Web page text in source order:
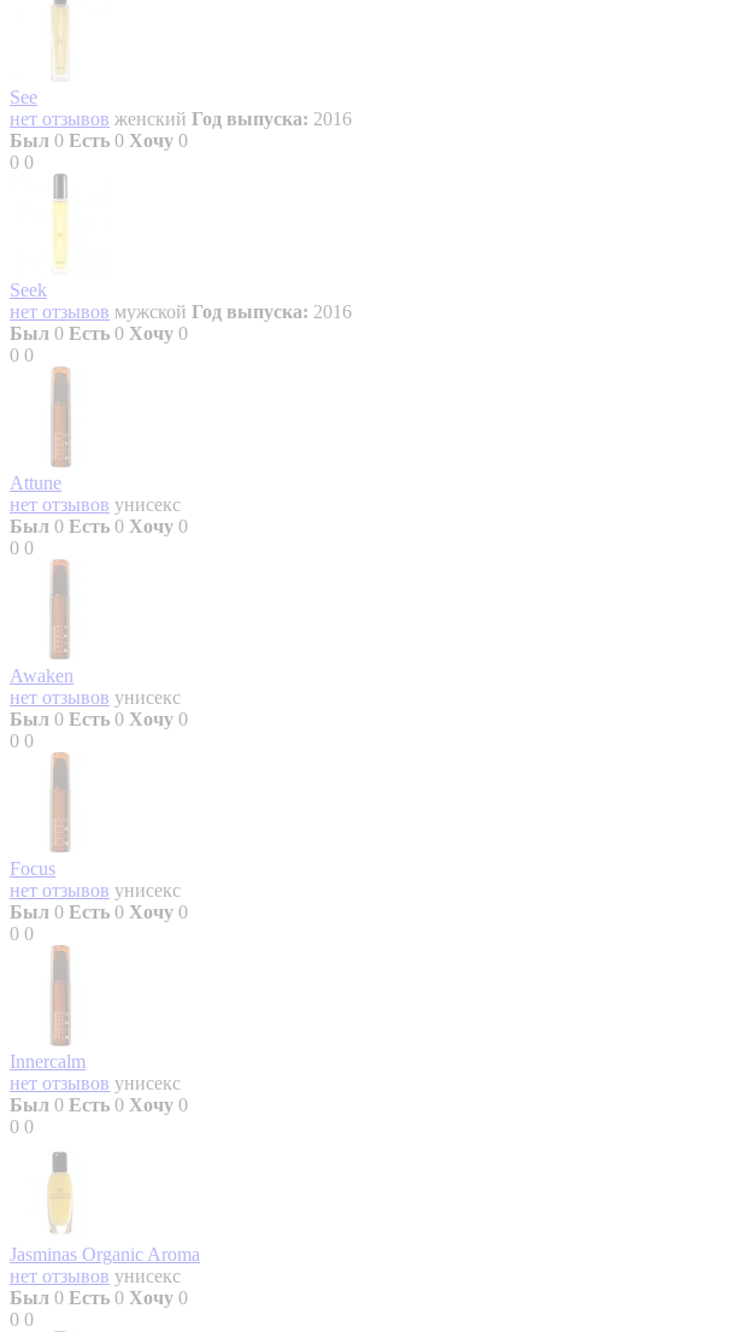
See
нет отзывов женский Год выпуска: 2016
Был 0 Есть 0 Хочу 0
0 0
Seek
нет отзывов мужской Год выпуска: 2016
Был 0 Есть 0 Хочу 0
0 0
Attune
нет отзывов унисекс
Был 0 Есть 0 Хочу 0
0 0
Awaken
нет отзывов унисекс
Был 0 Есть 0 Хочу 0
0 0
Focus
нет отзывов унисекс
Был 0 Есть 0 Хочу 0
0 0
Innercalm
нет отзывов унисекс
Был 0 Есть 0 Хочу 0
0 0
Jasminas Organic Aroma
нет отзывов унисекс
Был 0 Есть 0 Хочу 0
0 0